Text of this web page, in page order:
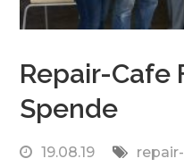
Repair-Cafe
Spende
19.08.19